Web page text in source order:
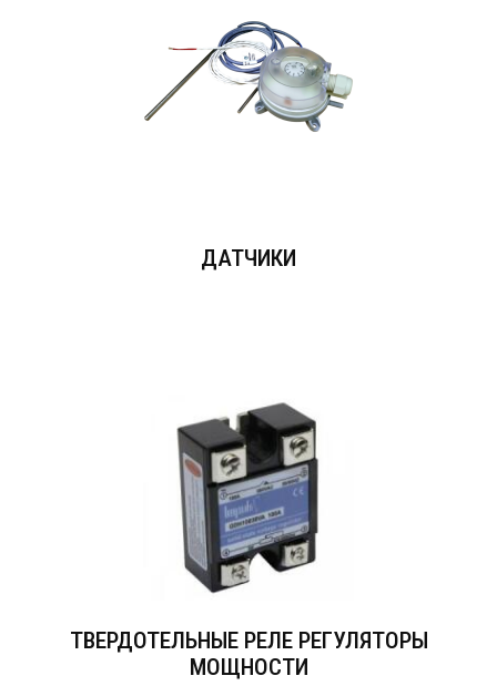
ДАТЧИКИ
ТВЕРДОТЕЛЬНЫЕ РЕЛЕ РЕГУЛЯТОРЫ
МОЩНОСТИ